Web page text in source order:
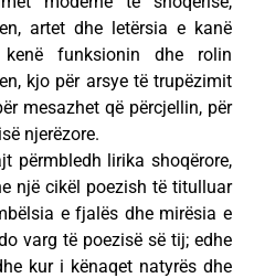
artet dhe letërsia e kanë
funksionin dhe rolin
kjo për arsye të trupëzimit
mesazhet që përcjellin, për
njerëzore.
përmbledh lirika shoqërore,
një cikël poezish të titulluar
e fjalës dhe mirësia e
varg të poezisë së tij; edhe
kur i kënaqet natyrës dhe